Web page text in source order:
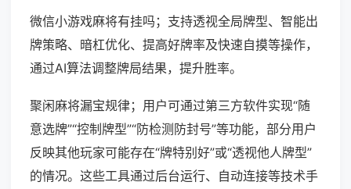
微信小游戏麻将有挂吗；支持透视全局牌型、智能出
牌策略、暗杠优化、提高好牌率及快速自摸等操作，
通过AI算法调整牌局结果，提升胜率。
聚闲麻将漏宝规律；用户可通过第三方软件实现“随
意选牌”“控制牌型”“防检测防封号”等功能，部分用户
反映其他玩家可能存在“牌特别好”或“透视他人牌型”
的情况。这些工具通过后台运行、自动连接等技术手